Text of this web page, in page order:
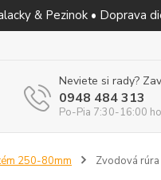
& Pezinok • Doprava
Neviete si rady?
0948 484 313
Po-Pia 7:30-16:00
250-80mm Zvodová